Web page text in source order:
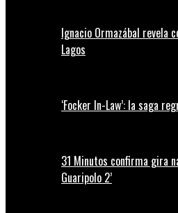
Ignacio Ormazábal revela
Lagos
‘Focker In-Law’: la saga
31 Minutos confirma gira
Guaripolo 2’